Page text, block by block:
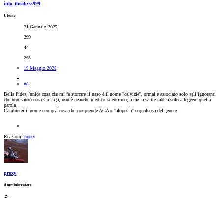
into_theabyss999
Utente
21 Gennaio 2025
299
44
265
19 Maggio 2026
#6
Bella l'idea l'unica cosa che mi fa storcere il naso è il nome "calvizie", ormai è associato solo agli ignoranti
che non sanno cosa sia l'aga, non è neanche medico-scientifico, a me fa salire rabbia solo a leggere quella
parola
Cambierei il nome con qualcosa che comprende AGA o "alopecia" o qualcosa del genere
Reazioni: proxy
proxy
Amministratore